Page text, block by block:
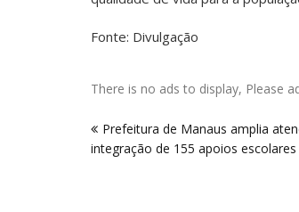
Fonte: Divulgação
There is no ads to display, Please
dePrefeitura de Manaus amplia
integração de 155 apoios escolares